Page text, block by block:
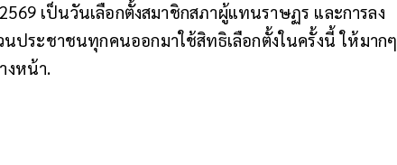
เป็นวันเลือกตั้งสมาชิกสภาผู้แทนราษฏร และการลง
นประชาชนทุกคนออกมาใช้สิทธิเลือกตั้งในครั้งนี้ ให้มากๆ
งหน้า.